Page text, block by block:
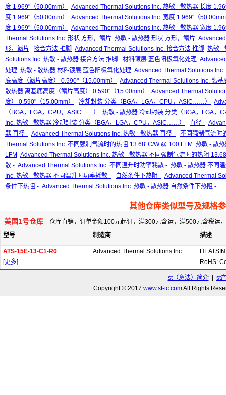
度 1.969"（50.00mm）
Advanced Thermal Solutions Inc. 热敏 - 散热器 长度
度 1.969"（50.00mm）
Advanced Thermal Solutions Inc. 宽度 1.969"（
度 1.969"（50.00mm）
Advanced Thermal Solutions Inc. 热敏 - 散热器 宽度
Thermal Solutions Inc. 形状 方形，鳍片 热敏 - 散热器 形状 方形，鳍片
形，鳍片
接合方法 推脚 Advanced Thermal Solutions Inc. 接合方法 推脚 热敏 -
Solutions Inc. 热敏 - 散热器 接合方法 推脚
材料镀层 蓝色阳极氧化处理
处理 热敏 - 散热器 材料镀层 蓝色阳极氧化处理 Advanced Thermal Solutions
底高度（鳍片高度） 0.590"（15.00mm）
Advanced Thermal Solutions Inc. 离
散热器 离基底高度（鳍片高度） 0.590"（15.00mm）
Advanced Thermal
度） 0.590"（15.00mm）
冷却封装 分类（BGA，LGA，CPU，ASIC……）
（BGA，LGA，CPU，ASIC……）
热敏 - 散热器 冷却封装 分类（BGA，LGA
Inc. 热敏 - 散热器 冷却封装 分类（BGA，LGA，CPU，ASIC……）
直径 -
器 直径 - Advanced Thermal Solutions Inc. 热敏 - 散热器 直径 -
不同强制气流时
Thermal Solutions Inc. 不同强制气流时的热阻 13.68°C/W @ 100 LFM 热敏 - 散
LFM Advanced Thermal Solutions Inc. 热敏 - 散热器 不同强制气流时的热阻
散 - Advanced Thermal Solutions Inc. 不同温升时功率耗散 - 热敏 - 散热器 不同
Inc. 热敏 - 散热器 不同温升时功率耗散 -
自然条件下热阻 - Advanced Thermal
条件下热阻 - Advanced Thermal Solutions Inc. 热敏 - 散热器 自然条件下热阻 -
其他仓库类似型号及规格
美国1号仓库 仓库直销，订单金额100元起订，满300元含运，满500元含税运
型号
制造商 描述
ATS-15E-13-C1-R0
[更多]
Advanced Thermal Solutions Inc
RoHS:
st（意法）简介| st
Copyright © 2017 www.st-ic.comAll Rights